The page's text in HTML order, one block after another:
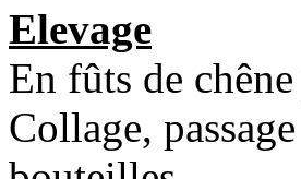
Elevage
En fûts de
Collage,